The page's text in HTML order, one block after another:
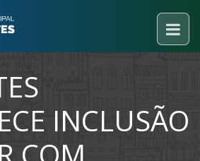
INCLUSÃO